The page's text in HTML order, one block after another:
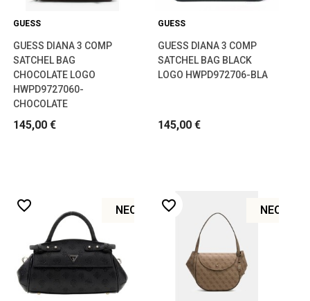
GUESS
GUESS DIANA 3 COMP
SATCHEL BAG
CHOCOLATE LOGO
HWPD9727060-
CHOCOLATE
145,00 €
GUESS
GUESS DIANA 3 COMP
SATCHEL BAG BLACK
LOGO HWPD972706-BLA
145,00 €
ΝΈΟ
favorite_border ΝΈΟ
favorite_border